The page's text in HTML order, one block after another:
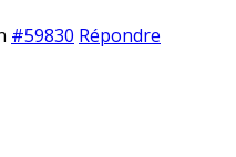
#59830 Répondre